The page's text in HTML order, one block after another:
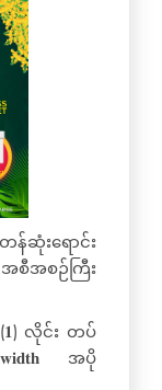
န်ဆုံးရောင်း
အစီအစဉ်ကြီး
(𝟏) လိုင်း တပ်
အပို